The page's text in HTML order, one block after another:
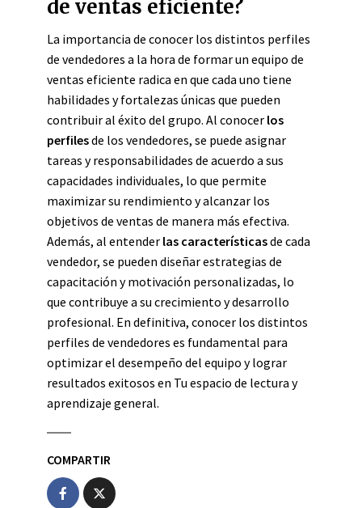
de ventas eficiente?
La importancia de conocer los distintos perfiles
de vendedores a la hora de formar un equipo de
ventas eficiente radica en que cada uno tiene
habilidades y fortalezas únicas que pueden
contribuir al éxito del grupo. Al conocer los
perfilesde los vendedores, se puede asignar
tareas y responsabilidades de acuerdo a sus
capacidades individuales, lo que permite
maximizar su rendimiento y alcanzar los
objetivos de ventas de manera más efectiva.
Además, al entender las característicasde cada
vendedor, se pueden diseñar estrategias de
capacitación y motivación personalizadas, lo
que contribuye a su crecimiento y desarrollo
profesional. En definitiva, conocer los distintos
perfiles de vendedores es fundamental para
optimizar el desempeño del equipo y lograr
resultados exitosos en Tu espacio de lectura y
aprendizaje general.
COMPARTIR